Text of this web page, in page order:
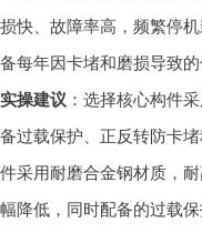
损快、故障率高，频繁停
备每年因卡堵和磨损导致的
实操建议 ：选择核心构件
备过载保护、正反转防卡
件采用耐磨合金钢材质，
幅降低，同时配备的过载